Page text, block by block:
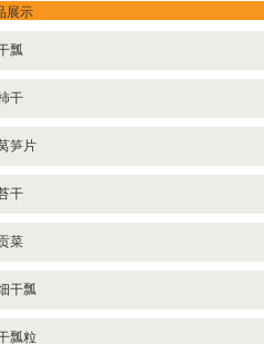
展示
瓢
干
笋片
干
菜
干瓢
瓢粒